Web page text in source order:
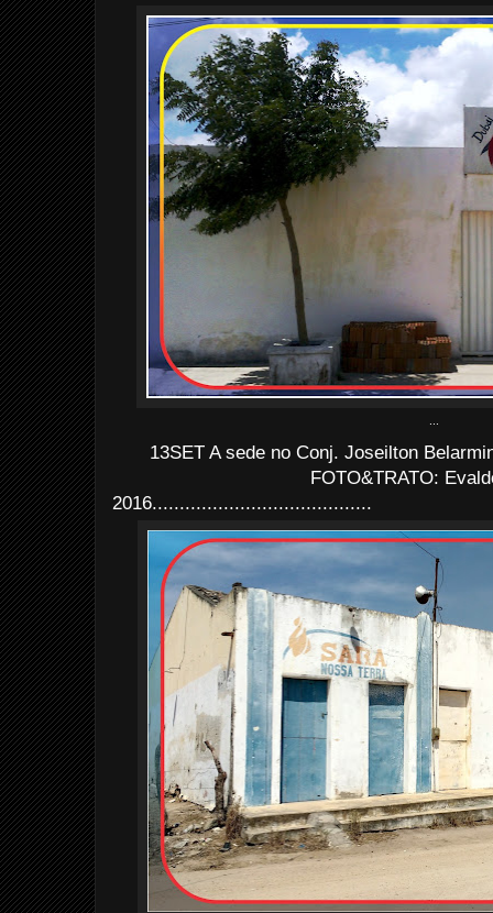
13SET A sede no Conj. Joseilton
FOTO&TRATO:
2016........................................